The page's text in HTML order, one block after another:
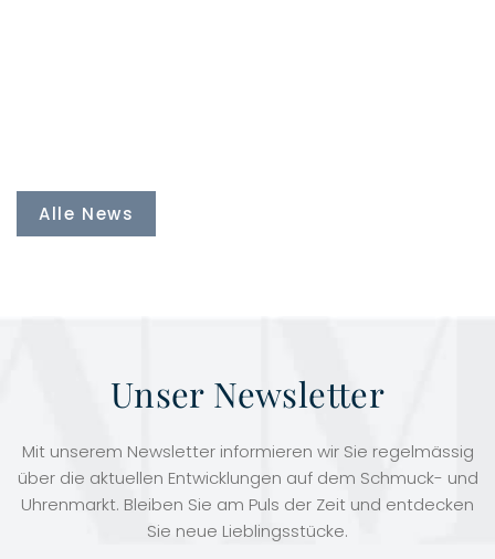
Alle News
Unser Newsletter
Mit unserem Newsletter informieren wir Sie regelmässig
über die aktuellen Entwicklungen auf dem Schmuck- und
Uhrenmarkt. Bleiben Sie am Puls der Zeit und entdecken
Sie neue Lieblingsstücke.